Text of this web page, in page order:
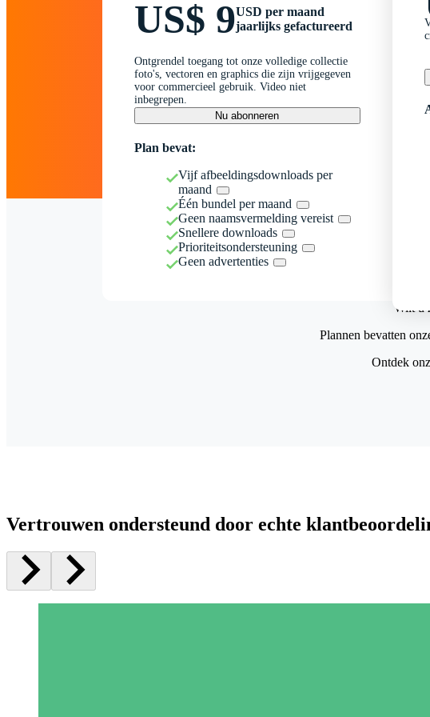
US$ 9USD per maand
jaarlijks gefactureerd
Ontgrendel toegang tot onze volledige collectie
foto's, vectoren en graphics die zijn vrijgegeven
voor commercieel gebruik. Video niet
inbegrepen.
Nu abonneren
Plan bevat:
Vijf afbeeldingsdownloads per
maand
Één bundel per maand
Geen naamsvermelding vereist
Snellere downloads
Prioriteitsondersteuning
Geen advertenties
Wilt u
Plannen bevatten
Ontdek
Vertrouwen ondersteund door echte